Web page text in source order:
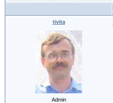
tivita
Admin